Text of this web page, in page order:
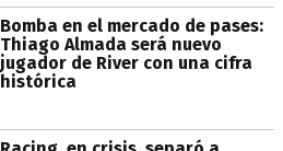
Bomba en el mercado de pases:
Thiago Almada será nuevo
jugador de River con una cifra
histórica